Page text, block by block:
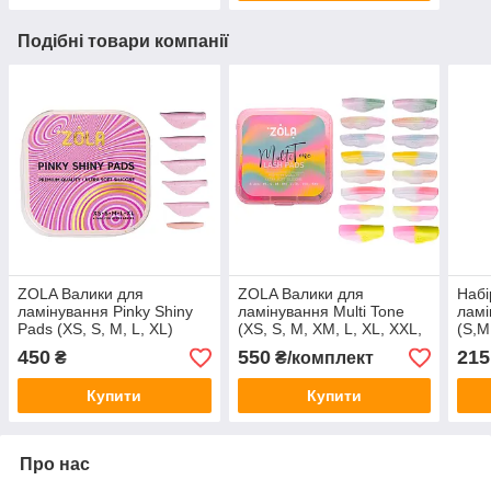
Подібні товари компанії
ZOLA Валики для
ламінування Pinky Shiny
Pads (XS, S, M, L, XL)
450 ₴
Купити
ZOLA Валики для
ламінування Multi Tone
(XS, S, M, XM, L, XL, XXL,
3XL) 8 пар | для округлого
завитка
550₴/комплект
Купити
215
Про нас